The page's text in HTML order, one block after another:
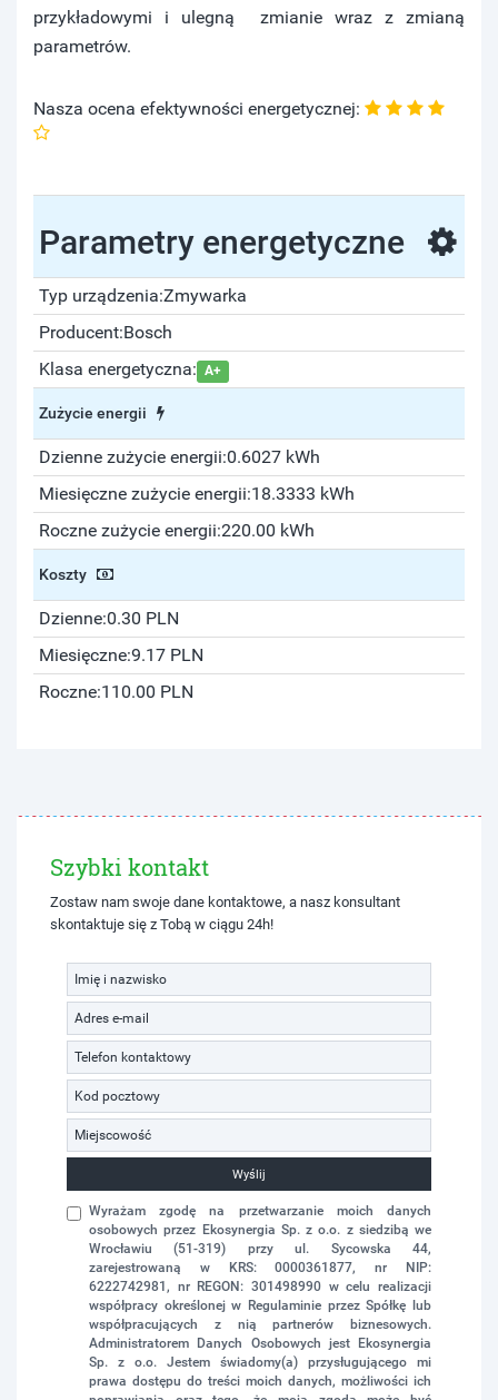
przykładowymi i ulegną zmianie wraz z zmianą
parametrów.
Nasza ocena efektywności energetycznej:
Parametry energetyczne
Typ urządzenia:Zmywarka
Producent:Bosch
Klasa energetyczna: A+
Zużycie energii
Dzienne zużycie energii:0.6027 kWh
Miesięczne zużycie energii:18.3333 kWh
Roczne zużycie energii:220.00 kWh
Koszty
Dzienne:0.30 PLN
Miesięczne:9.17 PLN
Roczne:110.00 PLN
Szybki kontakt
Zostaw nam swoje dane kontaktowe, a nasz konsultant
skontaktuje się z Tobą w ciągu 24h!
Wyślij
Wyrażam zgodę na przetwarzanie moich danych
osobowych przez Ekosynergia Sp. z o.o. z siedzibą we
Wrocławiu (51-319) przy ul. Sycowska 44,
zarejestrowaną w KRS: 0000361877, nr NIP:
6222742981, nr REGON: 301498990 w celu realizacji
współpracy określonej w Regulaminie przez Spółkę lub
współpracujących z nią partnerów biznesowych.
Administratorem Danych Osobowych jest Ekosynergia
Sp. z o.o. Jestem świadomy(a) przysługującego mi
prawa dostępu do treści moich danych, możliwości ich